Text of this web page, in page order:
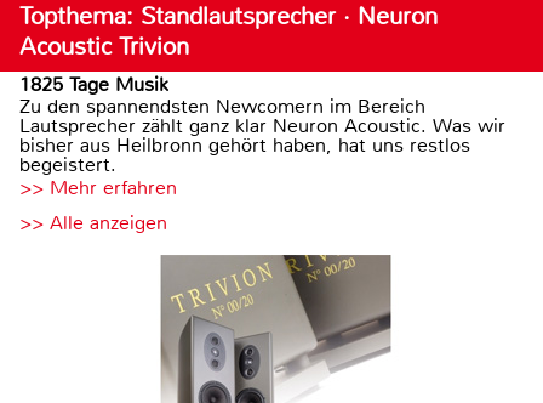
Topthema: Standlautsprecher · Neuron
Acoustic Trivion
1825 Tage Musik
Zu den spannendsten Newcomern im Bereich
Lautsprecher zählt ganz klar Neuron Acoustic. Was wir
bisher aus Heilbronn gehört haben, hat uns restlos
begeistert.
>> Mehr erfahren
>> Alle anzeigen